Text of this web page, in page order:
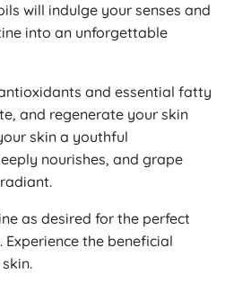
will indulge your senses and
into an unforgettable
and essential fatty
and regenerate your skin
skin a youthful
nourishes, and grape
as desired for the perfect
the beneficial